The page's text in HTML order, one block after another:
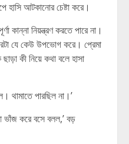
হাসি আটকানোর চেষ্টা করে।
কান্না নিয়ন্ত্রণ করতে পারে না।
যে কেউ উপভোগ করে। প্রেমা
কী নিয়ে কথা বলে হাসা
থামাতে পারছিল না।’
ভাঁজ করে বসে বলল,’ বড়